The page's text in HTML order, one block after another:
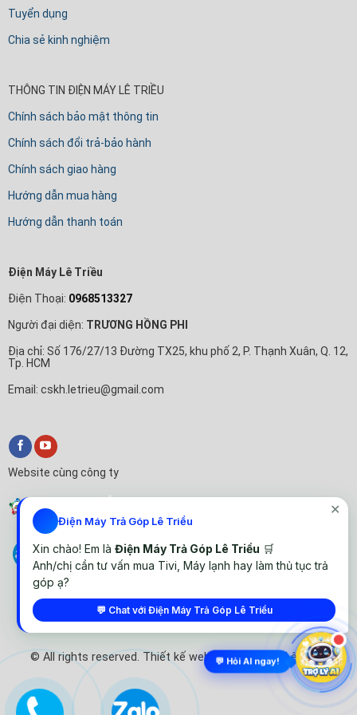
Tuyển dụng
Chia sẻ kinh nghiệm
THÔNG TIN ĐIỆN MÁY LÊ TRIỀU
Chính sách bảo mật thông tin
Chính sách đổi trả-bảo hành
Chính sách giao hàng
Hướng dẫn mua hàng
Hướng dẫn thanh toán
Điện Máy Lê Triều
Điện Thoại: 0968513327
Người đại diện: TRƯƠNG HỒNG PHI
Địa chỉ: Số 176/27/13 Đường TX25, khu phố 2, P. Thạnh Xuân, Q. 12,
Tp. HCM
Email: cskh.letrieu@gmail.com
Website cùng công ty
© All rights reserved. Thiết kế website Điện Máy Lê Triều
✕
Điện Máy Trả Góp Lê Triều
Xin chào! Em là Điện Máy Trả Góp Lê Triều 🛒
Anh/chị cần tư vấn mua Tivi, Máy lạnh hay làm thủ tục trả
góp ạ?
💬 Chat với Điện Máy Trả Góp Lê Triều
💬 Hỏi AI ngay!